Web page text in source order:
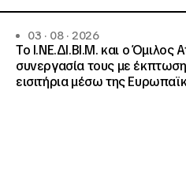
03 · 08 · 2026
Το Ι.ΝΕ.ΔΙ.ΒΙ.Μ. και o Όμιλος
συνεργασία τους με
εισιτήρια μέσω της